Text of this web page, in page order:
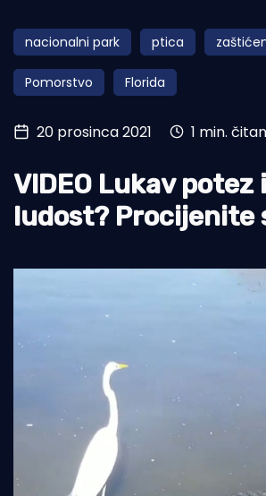
Obala
Otoci
Turizam i nautika
Pomorstvo
Ekologija
nacionalni park ptica
Pomorstvo Florida
20 prosinca 2021 1 min.
VIDEO Lukav
ludost? Procijenite